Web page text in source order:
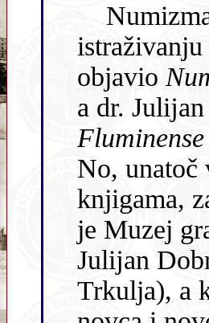
Numizmatičari su s
istraživanju
objavio
a dr.
Fluminense
No, unatoč već obavljenim istraživanjima
knjigama,
je Muzej
Julĳan
Trkulja), a koja prvi put sustavno prikazuje